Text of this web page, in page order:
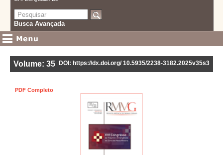
Busca Avançada
Volume: 35 DOI: https://dx.doi.org/ 10.5935/2238-3182.2025v35s3
PDF Completo